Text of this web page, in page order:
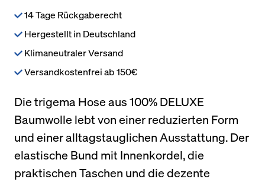
14 Tage Rückgaberecht
Hergestellt in Deutschland
Klimaneutraler Versand
Versandkostenfrei ab 150€
Die trigema Hose aus 100% DELUXE
Baumwolle lebt von einer reduzierten Form
und einer alltagstauglichen Ausstattung. Der
elastische Bund mit Innenkordel, die
praktischen Taschen und die dezente